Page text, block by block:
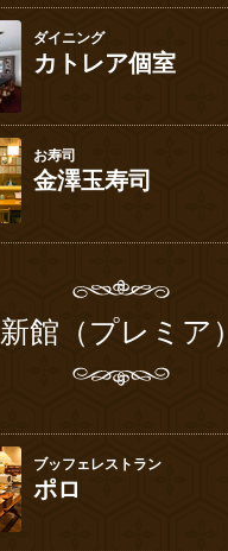
ダイニング
カトレア個室
お寿司
金澤玉寿司
新館（プレミア）
ブッフェレストラン
ポロ